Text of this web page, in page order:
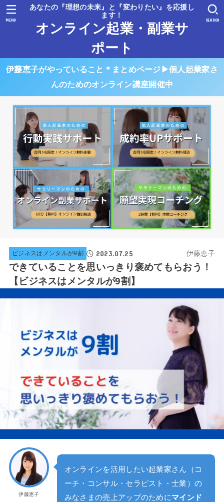
あなたの『理想の未来』と『変わりたい』を応援し
ます！
オンライン起業・副業サ
ポート
SEARCH
MENU
伊藤恵子がやっていること＊まとめページ▶︎個人起業家さ
んのためのオンライン講座開催中
ビジネスはメンタルが9割 2023.07.25 伊藤恵子
できていることを思いっきり褒めてもらおう！
【ビジネスはメンタルが9割】
伊藤恵子
オンラインを活用したい起業家さん（コ
ーチ・コンサル・セラピスト・士業）の
みなさまの売上アップのためにマインド